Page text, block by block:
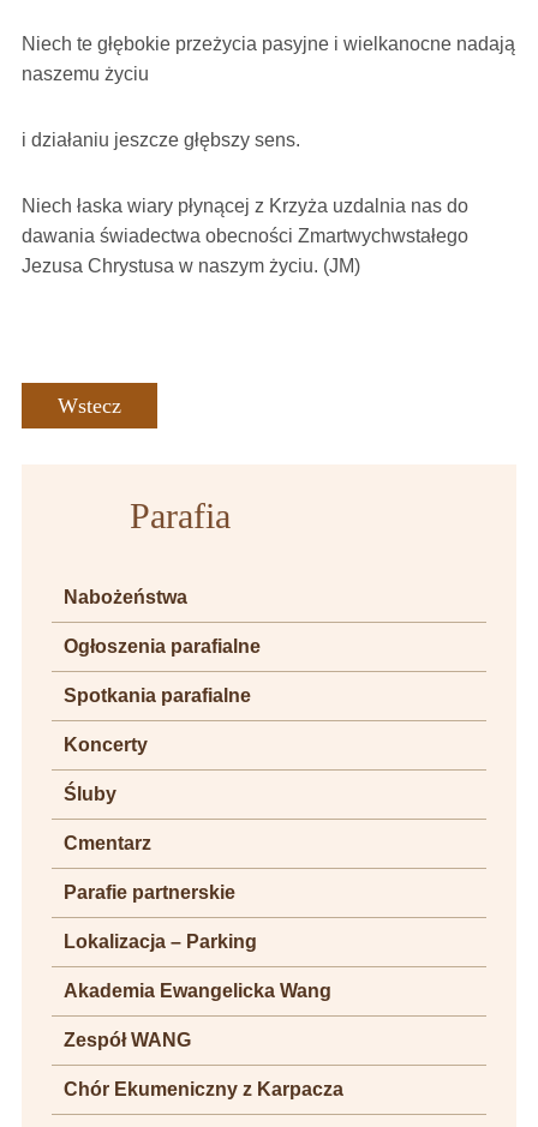
Niech te głębokie przeżycia pasyjne i wielkanocne nadają
naszemu życiu
i działaniu jeszcze głębszy sens.
Niech łaska wiary płynącej z Krzyża uzdalnia nas do
dawania świadectwa obecności Zmartwychwstałego
Jezusa Chrystusa w naszym życiu. (JM)
Wstecz
Parafia
Nabożeństwa
Ogłoszenia parafialne
Spotkania parafialne
Koncerty
Śluby
Cmentarz
Parafie partnerskie
Lokalizacja – Parking
Akademia Ewangelicka Wang
Zespół WANG
Chór Ekumeniczny z Karpacza